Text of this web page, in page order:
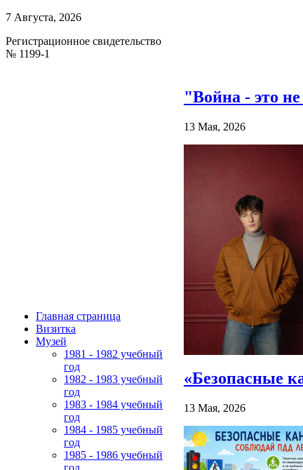
7 Августа, 2026
Регистрационное свидетельство
№ 1199-1
Главная страница
Визитка
Музей
1981 - 1982 учебный
год
1982 - 1983 учебный
год
1983 - 1984 учебный
год
1984 - 1985 учебный
год
1985 - 1986 учебный
год
"Война - это
13 Мая, 2026
«Безопасные
13 Мая, 2026